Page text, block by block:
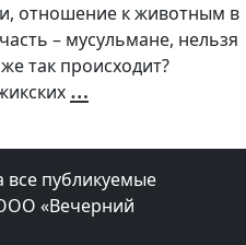
отношение к животным в
– мусульмане, нельзя
так происходит?
… Говорят
ли
в
о
отношении
к
животным?
публикуемые
«Вечерний